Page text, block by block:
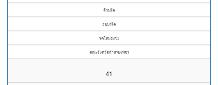
ล้วนโค
ธมฺมรโต
วัดใหม่ธงชัย
คณะจังหวัดกำแพงเพชร
41